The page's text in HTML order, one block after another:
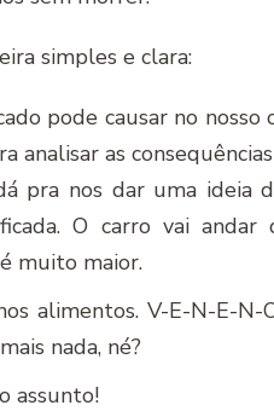
simples e clara:
pode causar no nosso
analisar as
pra nos dar uma ideia
O carro vai
muito maior.
alimentos. V-E-N-E-N-
nada, né?
assunto!